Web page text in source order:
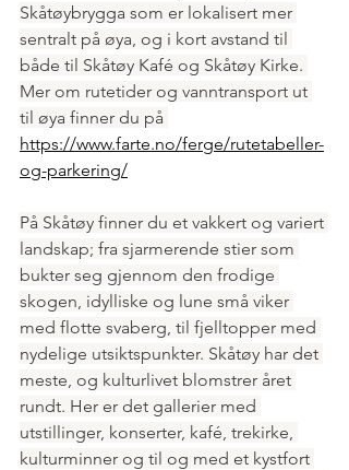
Skåtøybrygga som er lokalisert mer
sentralt på øya, og i kort avstand til
både til Skåtøy Kafé og Skåtøy Kirke.
Mer om rutetider og vanntransport ut
til øya finner du på
https://www.farte.no/ferge/rutetabeller-
og-parkering/
På Skåtøy finner du et vakkert og variert
landskap; fra sjarmerende stier som
bukter seg gjennom den frodige
skogen, idylliske og lune små viker
med flotte svaberg, til fjelltopper med
nydelige utsiktspunkter. Skåtøy har det
meste, og kulturlivet blomstrer året
rundt. Her er det gallerier med
utstillinger, konserter, kafé, trekirke,
kulturminner og til og med et kystfort